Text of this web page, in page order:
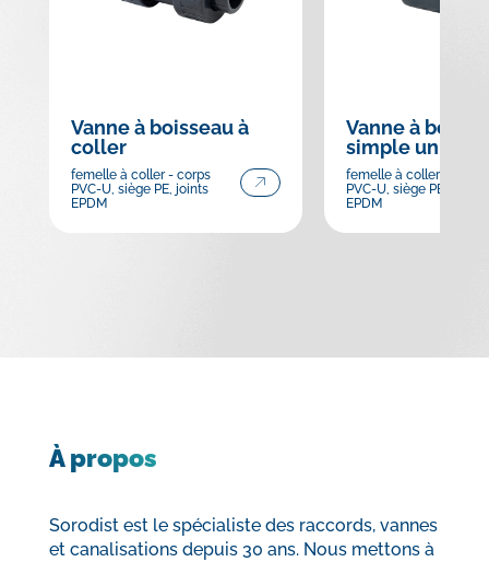
Vanne à boisseau à
coller
femelle à coller - corps
PVC-U, siège PE, joints
EPDM
Vanne à
simple union
femelle à coller - corps
PVC-U, siège PE, joints
EPDM
À propos
Sorodist est le spécialiste des raccords, vannes
et canalisations depuis 30 ans. Nous mettons à